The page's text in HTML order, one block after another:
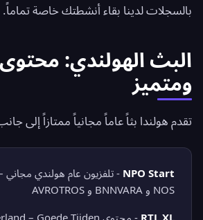
بالسجلاتلدينا بقاء أنشطتك خاصة تماماً.
البث الهولندي:
ومتميز
تقدم هولندا بثاً عاماً مجانياً ممتازاً إلى
NPO Start - تلفزيون عام هولندي
NOS و BNNVARA و AVROTROS